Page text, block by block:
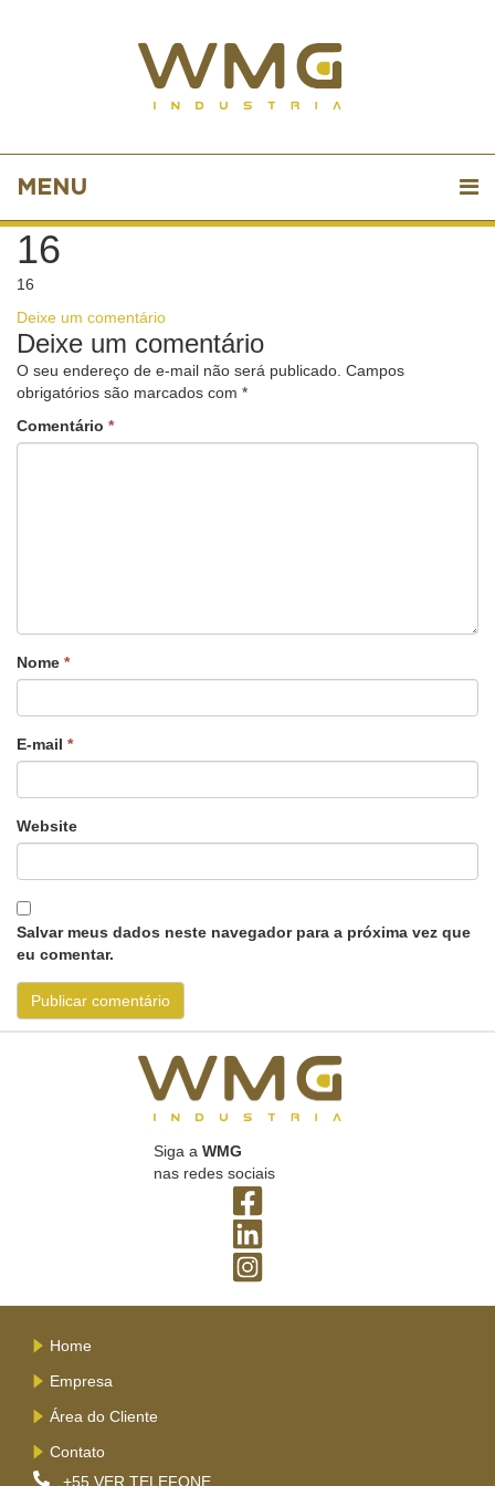
MENU
16
16
Deixe um comentário
Deixe um comentário
O seu endereço de e-mail não será publicado. Campos
obrigatórios são marcados com *
Comentário *
Nome *
E-mail *
Website
Salvar meus dados neste navegador para a próxima vez que
eu comentar.
Siga a WMG
nas redes sociais
Home
Empresa
Área do Cliente
Contato
+55 VER TELEFONE